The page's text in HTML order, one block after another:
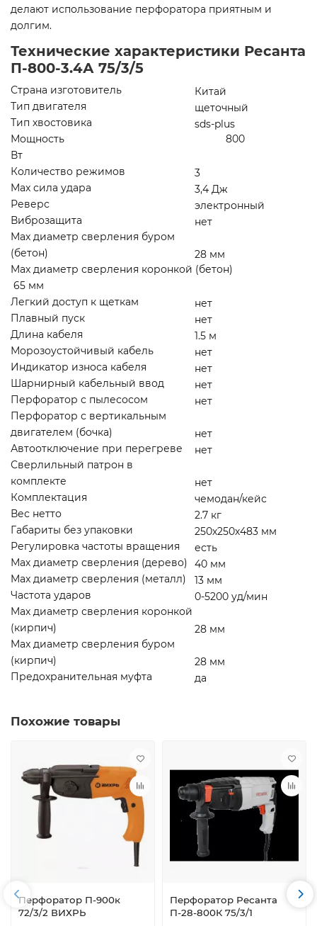
делают использование перфоратора приятным и
долгим.
Технические характеристики Ресанта
П-800-3.4А 75/3/5
Страна изготовитель
Китай
Тип двигателя
щеточный
Тип хвостовика
sds-plus
Мощность 800
Вт
Количество режимов
3
Max сила удара
3,4 Дж
Реверс
электронный
Виброзащита
нет
Max диаметр сверления буром
(бетон)
28 мм
Max диаметр сверления коронкой (бетон)
65 мм
Легкий доступ к щеткам
нет
Плавный пуск
нет
Длина кабеля
1.5 м
Морозоустойчивый кабель
нет
Индикатор износа кабеля
нет
Шарнирный кабельный ввод
нет
Перфоратор с пылесосом
нет
Перфоратор с вертикальным
двигателем (бочка)
нет
Автоотключение при перегреве
нет
Сверлильный патрон в
комплекте
нет
Комплектация
чемодан/кейс
Вес нетто
2.7 кг
Габариты без упаковки
250х250х483 мм
Регулировка частоты вращения
есть
Мах диаметр сверления (дерево)
40 мм
Max диаметр сверления (металл)
13 мм
Частота ударов
0-5200 уд/мин
Max диаметр сверления коронкой
(кирпич)
28 мм
Max диаметр сверления буром
(кирпич)
28 мм
Предохранительная муфта
да
Похожие товары
Перфоратор П-900к
72/3/2 ВИХРЬ
Перфоратор Ресанта
П-28-800К 75/3/1